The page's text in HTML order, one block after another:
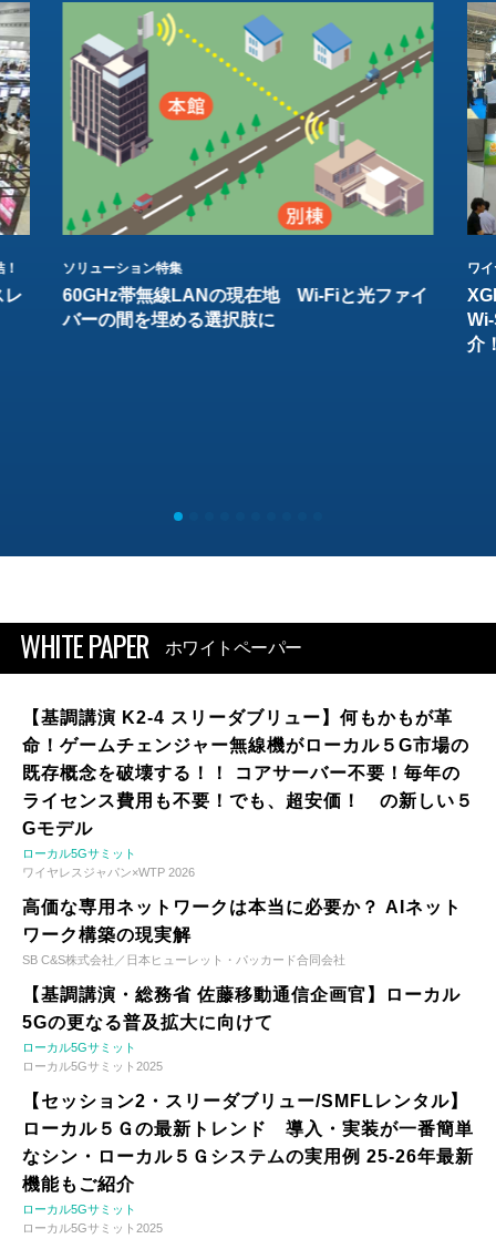
レ
ソリューション特集
60GHz帯無線LANの現在地 Wi-Fiと光ファイ
バーの間を埋める選択肢に
ワ
介
WHITE PAPER ホワイトペーパー
【基調講演 K2-4 スリーダブリュー】何もかもが革
命！ゲームチェンジャー無線機がローカル５G市場の
既存概念を破壊する！！ コアサーバー不要！毎年の
ライセンス費用も不要！でも、超安価！ の新しい５
Gモデル
ローカル5Gサミット
ワイヤレスジャパン×WTP 2026
高価な専用ネットワークは本当に必要か？ AIネット
ワーク構築の現実解
SB C&S株式会社／日本ヒューレット・パッカード合同会社
【基調講演・総務省 佐藤移動通信企画官】ローカル
5Gの更なる普及拡大に向けて
ローカル5Gサミット
ローカル5Gサミット2025
【セッション2・スリーダブリュー/SMFLレンタル】
ローカル５Ｇの最新トレンド 導入・実装が一番簡単
なシン・ローカル５Ｇシステムの実用例 25-26年最新
機能もご紹介
ローカル5Gサミット
ローカル5Gサミット2025